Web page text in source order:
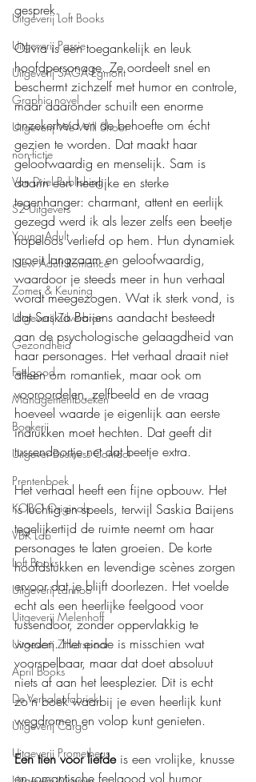
Uitgeverij Loft Books
Uitgeverij Passie
Uitgeverij SAGA Egmont
Graphic novel
Uitgeverij We Will Shoot
non-fictie
Van Driel Publishing
S2 Uitgevers
Young Adult
New Adult Romance
Zomer & Keuning
Uitgeverij Zilverbron
Gezondheid
Feelgood
Managementboeken
Boekerij
Uitgever Business Contact
Prentenboek
KOBO Originals
VBK Lab
Loft Books
Uitgeverij Lannoo
Uitgeverij Melenhoff
Uitgeverij Zilverspoor
April Books
De Verhalenfabriek
Uitgeverij Cargo
Uitgeverij Prometheus
gesprek.
Olivia is een toegankelijk en leuk
hoofdpersonage. Ze oordeelt snel en
beschermt zichzelf met humor en controle,
maar daaronder schuilt een enorme
onzekerheid en de behoefte om écht
gezien te worden. Dat maakt haar
geloofwaardig en menselijk. Sam is
daarin een heerlijke en sterke
tegenhanger: charmant, attent en eerlijk
gezegd werd ik als lezer zelfs een beetje
hopeloos verliefd op hem. Hun dynamiek
groeit langzaam en geloofwaardig,
waardoor je steeds meer in hun verhaal
wordt meegezogen. Wat ik sterk vond, is
dat Saskia Baijens aandacht besteedt
aan de psychologische gelaagdheid van
haar personages. Het verhaal draait niet
alleen om romantiek, maar ook om
vooroordelen, zelfbeeld en de vraag
hoeveel waarde je eigenlijk aan eerste
indrukken moet hechten. Dat geeft dit
tussendoortje net dat beetje extra.
Het verhaal heeft een fijne opbouw. Het
is luchtig en speels, terwijl Saskia Baijens
tegelijkertijd de ruimte neemt om haar
personages te laten groeien. De korte
hoofdstukken en levendige scènes zorgen
ervoor dat je blijft doorlezen. Het voelde
echt als een heerlijke feelgood voor
tussendoor, zonder oppervlakkig te
worden. Het einde is misschien wat
voorspelbaar, maar dat doet absoluut
niets af aan het leesplezier. Dit is echt
zo’n boek waarbij je even heerlijk kunt
wegdromen en volop kunt genieten.
Een tien voor liefde is een vrolijke, knusse
en romantische feelgood vol humor,